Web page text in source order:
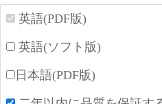
英語(PDF版)
英語(ソフト版)
日本語(PDF版)